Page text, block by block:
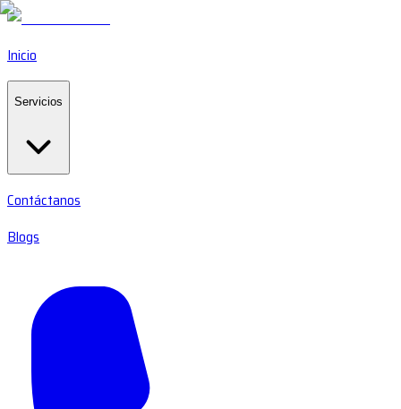
Inicio
Servicios
Contáctanos
Blogs